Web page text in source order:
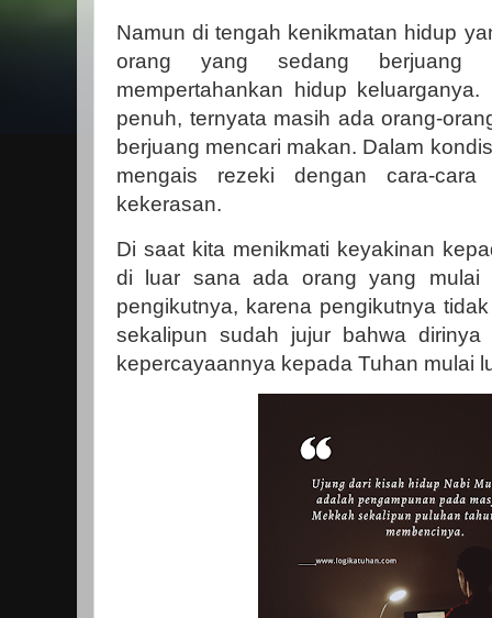
Namun di tengah kenikmatan hidup
orang yang sedang
mempertahankan hidup
penuh, ternyata masih ada orang-
berjuang mencari makan. Dalam
mengais rezeki dengan cara-
kekerasan.
Di saat kita menikmati keyakinan
di luar sana ada orang yang mulai
pengikutnya, karena pengikutnya
sekalipun sudah jujur bahwa
kepercayaannya kepada Tuhan mulai